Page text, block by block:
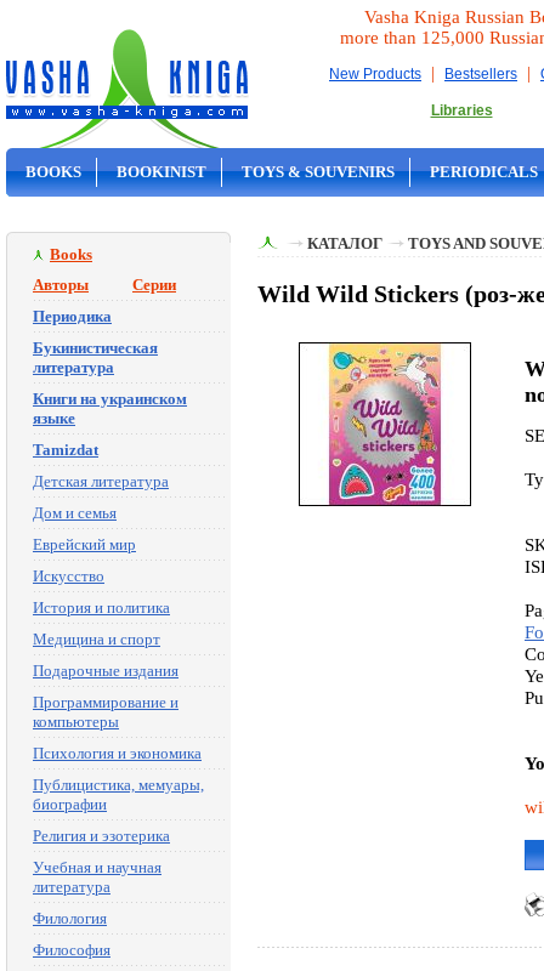
Vasha Kniga Russian
more than 125,000
New Products | Bestsellers |
Libraries
BOOKS BOOKINIST TOYS & SOUVENIRS PERIODICALS
Books
Авторы
Серии
Периодика
Букинистическая
литература
Книги на украинском
языке
Tamizdat
Детская литература
Дом и семья
Еврейский мир
Искусство
История и политика
Медицина и спорт
Подарочные издания
Программирование и
компьютеры
Психология и экономика
Публицистика, мемуары,
биографии
Религия и эзотерика
Учебная и научная
литература
Филология
Философия
КАТАЛОГ TOYS AND
Wild Wild Stickers (роз-